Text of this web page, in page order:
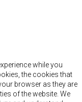
while you
the cookies that
browser as they are
of the website. We